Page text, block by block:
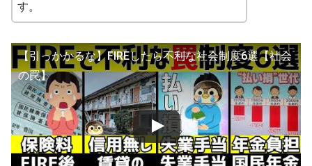
す。
【引っかかるな】FIREしたら不利な社会制度6選【社会
の罠】